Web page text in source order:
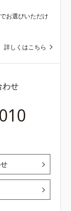
お選びいただけ
詳しくはこちら
わせ